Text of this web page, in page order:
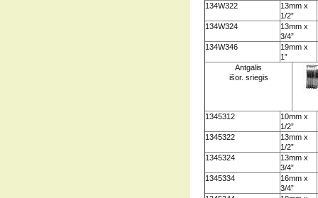
134W322
13mm x
1/2”
134W324
13mm x
3/4”
134W346
19mm x
1”
Antgalis
išor. sriegis
1345312
10mm x
1/2”
1345322
13mm x
1/2”
1345324
13mm x
3/4”
1345334
16mm x
3/4”